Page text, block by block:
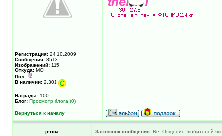
Регистрация: 24.10.2009
Сообщения: 8518
Изображений: 115
Откуда: МО
Пол:
В наличии: 2,301
Награды: 100
Блог: Просмотр блога (0)
Вернуться к началу
jerica Заголовок сообщения: Re: Общение любителей